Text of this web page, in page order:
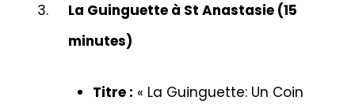
La Guinguette à St Anastasie (15
minutes)
Titre : « La Guinguette: Un Coin